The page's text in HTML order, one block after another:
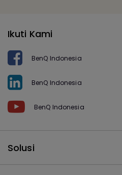
Ikuti Kami
BenQ Indonesia
BenQ Indonesia
BenQ Indonesia
Solusi